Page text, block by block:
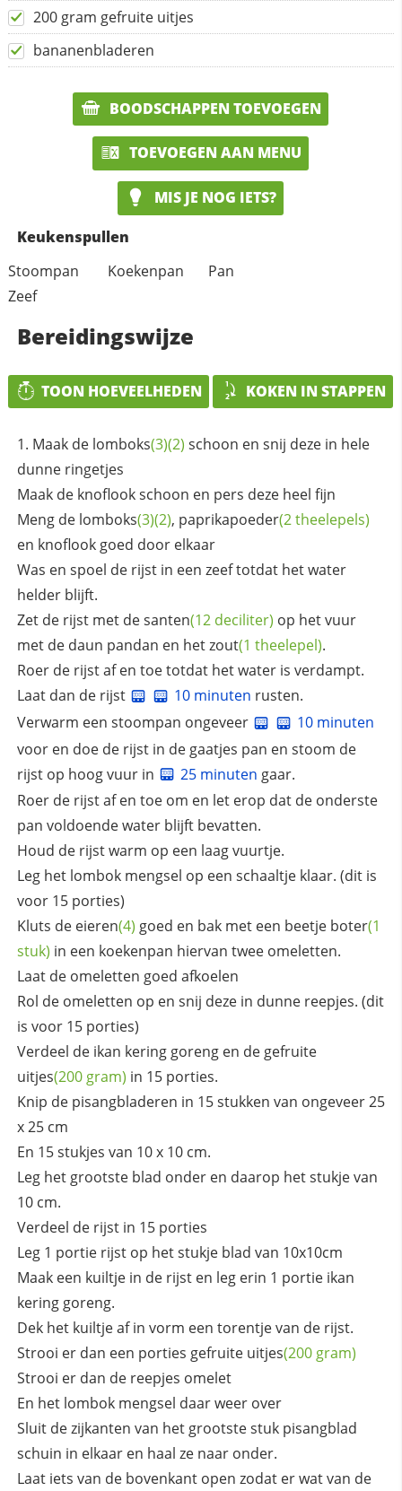
200 gram gefruite uitjes
bananenbladeren
BOODSCHAPPEN TOEVOEGEN
TOEVOEGEN AAN MENU
MIS JE NOG IETS?
Keukenspullen
Stoompan
Koekenpan
Pan
Zeef
Bereidingswijze
TOON HOEVEELHEDEN KOKEN IN STAPPEN
Maak de lomboks(3)(2) schoon en snij deze in hele
dunne ringetjes
Maak de knoflook schoon en pers deze heel fijn
Meng de lomboks(3)(2), paprikapoeder(2 theelepels)
en knoflook goed door elkaar
Was en spoel de rijst in een zeef totdat het water
helder blijft.
Zet de rijst met desanten(12 deciliter) op het vuur
met de daun pandan en hetzout(1 theelepel).
Roer de rijst af en toe totdat het water is verdampt.
Laat dan de rijst
10 minuten rusten.
Verwarm een stoompan ongeveer
10 minuten
voor en doe de rijst in de gaatjes pan en stoom de
rijst op hoog vuur in
25 minuten gaar.
Roer de rijst af en toe om en let erop dat de onderste
pan voldoende water blijft bevatten.
Houd de rijst warm op een laag vuurtje.
Leg het lombok mengsel op een schaaltje klaar. (dit is
voor 15 porties)
Kluts de eieren(4) goed en bak met een beetje boter(1
stuk) in een koekenpan hiervan twee omeletten.
Laat de omeletten goed afkoelen
Rol de omeletten op en snij deze in dunne reepjes. (dit
is voor 15 porties)
Verdeel de ikan kering goreng en de gefruite
uitjes(200 gram) in 15 porties.
Knip de pisangbladeren in 15 stukken van ongeveer 25
x 25 cm
En 15 stukjes van 10 x 10 cm.
Leg het grootste blad onder en daarop het stukje van
10 cm.
Verdeel de rijst in 15 porties
Leg 1 portie rijst op het stukje blad van 10x10cm
Maak een kuiltje in de rijst en leg erin 1 portie ikan
kering goreng.
Dek het kuiltje af in vorm een torentje van de rijst.
Strooi er dan een porties gefruite uitjes(200 gram)
Strooi er dan de reepjes omelet
En het lombok mengsel daar weer over
Sluit de zijkanten van het grootste stuk pisangblad
schuin in elkaar en haal ze naar onder.
Laat iets van de bovenkant open zodat er wat van de